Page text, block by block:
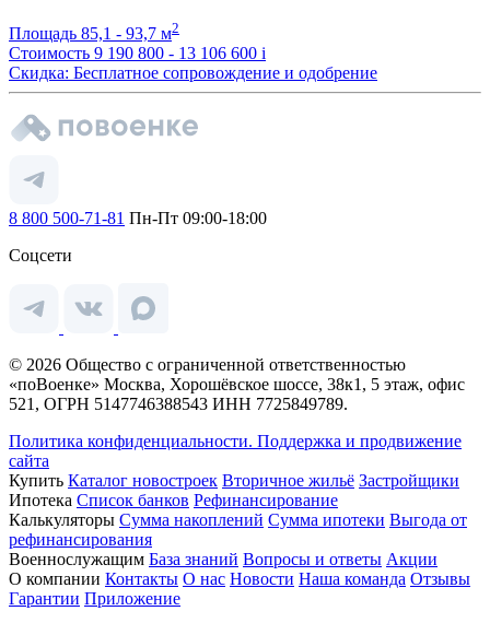
Площадь 85,1 - 93,7 м2
Стоимость 9 190 800 - 13 106 600 i
Скидка: Бесплатное сопровождение и одобрение
8 800 500-71-81 Пн-Пт 09:00-18:00
Соцсети
© 2026 Общество с ограниченной ответственностью
«поВоенке» Москва, Хорошёвское шоссе, 38к1, 5 этаж, офис
521, ОГРН 5147746388543 ИНН 7725849789.
Политика конфиденциальности. Поддержка и продвижение
сайта
Купить Каталог новостроек Вторичное жильё Застройщики
Ипотека Список банков Рефинансирование
Калькуляторы Сумма накоплений Сумма ипотеки Выгода от
рефинансирования
Военнослужащим База знаний Вопросы и ответы Акции
О компании Контакты О нас Новости Наша команда Отзывы
Гарантии Приложение